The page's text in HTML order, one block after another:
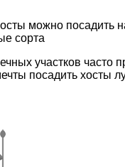
можно посадить
сорта
участков часто
посадить хосты